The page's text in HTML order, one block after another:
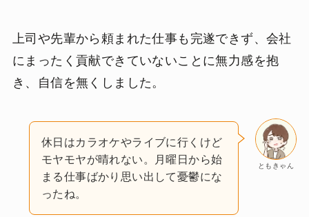
上司や先輩から頼まれた仕事も完遂できず、会社
にまったく貢献できていないことに無力感を抱
き、自信を無くしました。
ともきゃん
休日はカラオケやライブに行くけど
モヤモヤが晴れない。月曜日から始
まる仕事ばかり思い出して憂鬱にな
ったね。